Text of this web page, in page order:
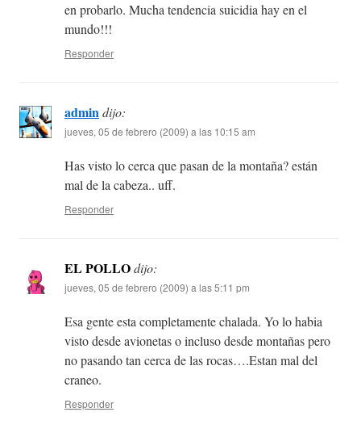
en probarlo. Mucha tendencia suicidia hay en el
mundo!!!
Responder
admindijo:
jueves, 05 de febrero (2009) a las 10:15 am
Has visto lo cerca que pasan de la montaña? están
mal de la cabeza.. uff.
Responder
EL POLLOdijo:
jueves, 05 de febrero (2009) a las 5:11 pm
Esa gente esta completamente chalada. Yo lo habia
visto desde avionetas o incluso desde montañas pero
no pasando tan cerca de las rocas….Estan mal del
craneo.
Responder